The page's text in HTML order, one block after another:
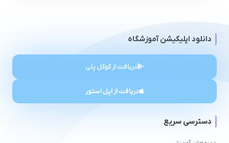
دانلود اپلیکیشن آموزشگاه
دریافت از گوگل پلی
دریافت از اپل استور
دسترسی سریع